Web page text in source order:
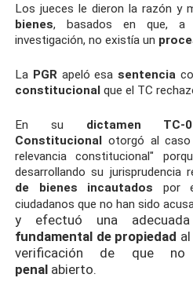
Los jueces le dieron la razón y
bienes, basados en que,
investigación, no existía un
La PGR apeló esasentencia
constitucionalque el TC
En su dictamen TC-
Constitucionalotorgó al caso
relevancia constitucional"
desarrollando su jurisprudencia
de bienes
incautados por
ciudadanos que no han sido
y efectuó una
fundamental de propiedad
verificación de que
penal abierto.